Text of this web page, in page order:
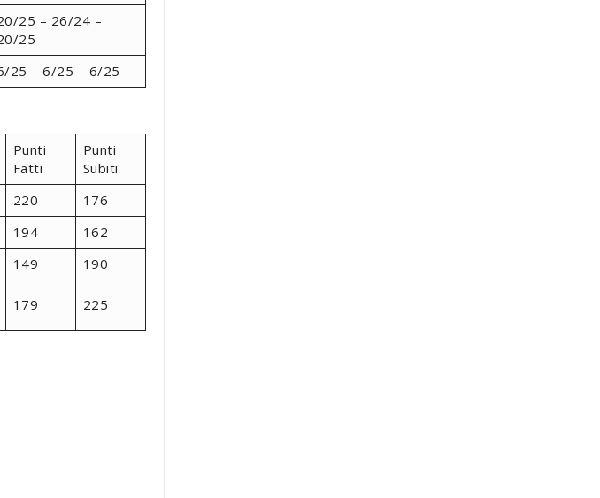
25 – 26/24 –
25
25 – 6/25 – 6/25
Punti
Fatti
Punti
Subiti
220
176
194
162
149
190
179 225